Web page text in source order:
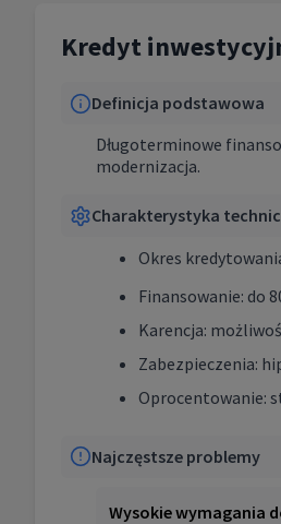
Kredyt
Definicja podstawowa
Długoterminowe
modernizacja.
Charakterystyka
Okres
Finansowanie: do
Karencja:
Zabezpieczenia:
Oprocentowanie:
Najczęstsze problemy
Wysokie wymagania